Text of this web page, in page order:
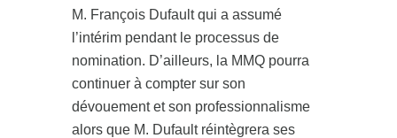
M. François Dufault qui a assumé
l’intérim pendant le processus de
nomination. D’ailleurs, la MMQ pourra
continuer à compter sur son
dévouement et son professionnalisme
alors que M. Dufault réintègrera ses